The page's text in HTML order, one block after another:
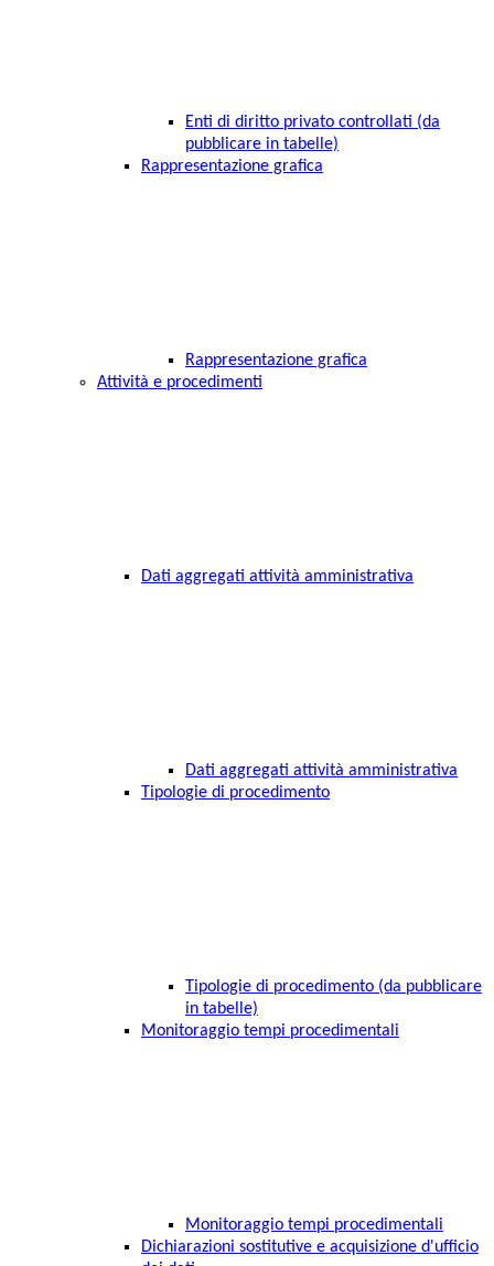
Enti di diritto privato controllati (da
pubblicare in tabelle)
Rappresentazione grafica
Rappresentazione grafica
Attività e procedimenti
Dati aggregati attività amministrativa
Dati aggregati attività amministrativa
Tipologie di procedimento
Tipologie di procedimento (da pubblicare
in tabelle)
Monitoraggio tempi procedimentali
Monitoraggio tempi procedimentali
Dichiarazioni sostitutive e acquisizione d'ufficio